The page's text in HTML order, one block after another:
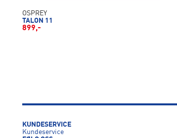
OSPREY
TALON 11
899,-
KUNDESERVICE
Kundeservice